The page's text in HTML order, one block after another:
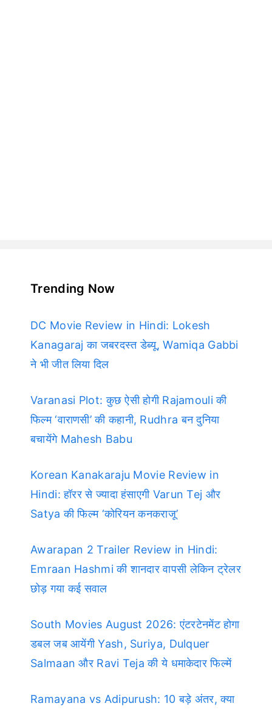
Trending Now
DC Movie Review in Hindi: Lokesh
Kanagaraj का जबरदस्त डेब्यू, Wamiqa Gabbi
ने भी जीत लिया दिल
Varanasi Plot: कुछ ऐसी होगी Rajamouli की
फिल्म ‘वाराणसी’ की कहानी, Rudhra बन दुनिया
बचायेंगे Mahesh Babu
Korean Kanakaraju Movie Review in
Hindi: हॉरर से ज्यादा हंसाएगी Varun Tej और
Satya की फिल्म ‘कोरियन कनकराजू’
Awarapan 2 Trailer Review in Hindi:
Emraan Hashmi की शानदार वापसी लेकिन ट्रेलर
छोड़ गया कई सवाल
South Movies August 2026: एंटरटेनमेंट होगा
डबल जब आयेंगी Yash, Suriya, Dulquer
Salmaan और Ravi Teja की ये धमाकेदार फिल्में
Ramayana vs Adipurush: 10 बड़े अंतर, क्या